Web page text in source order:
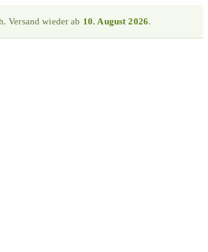
Versand wieder ab 10. August 2026.